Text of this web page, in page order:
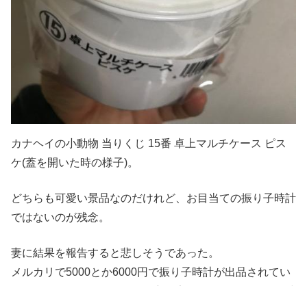
カナヘイの小動物 当りくじ 15番 卓上マルチケース ピス
ケ(蓋を開いた時の様子)。
どちらも可愛い景品なのだけれど、お目当ての振り子時計
ではないのが残念。
妻に結果を報告すると悲しそうであった。
メルカリで5000とか6000円で振り子時計が出品されてい